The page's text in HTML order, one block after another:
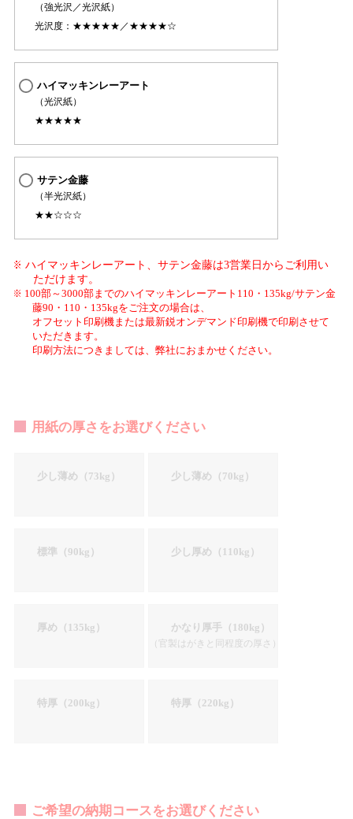
（強光沢／光沢紙）
光沢度：★★★★★／★★★★☆
ハイマッキンレーアート
（光沢紙）
★★★★★
サテン金藤
（半光沢紙）
★★☆☆☆
ハイマッキンレーアート、サテン金藤は3営業日からご利用い
ただけます。
100部～3000部までのハイマッキンレーアート110・135kg/サテン金
藤90・110・135kgをご注文の場合は、
オフセット印刷機または最新鋭オンデマンド印刷機で印刷させて
いただきます。
印刷方法につきましては、弊社におまかせください。
用紙の厚さをお選びください
少し薄め（73kg） 少し薄め（70kg）
標準（90kg） 少し厚め（110kg）
厚め（135kg） かなり厚手（180kg）
（官製はがきと同程度の厚さ）
特厚（200kg） 特厚（220kg）
ご希望の納期コースをお選びください